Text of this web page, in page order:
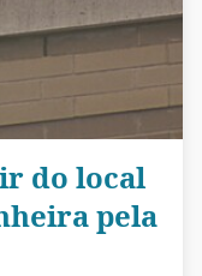
do local
pela